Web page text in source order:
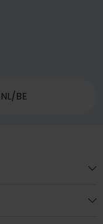
BE